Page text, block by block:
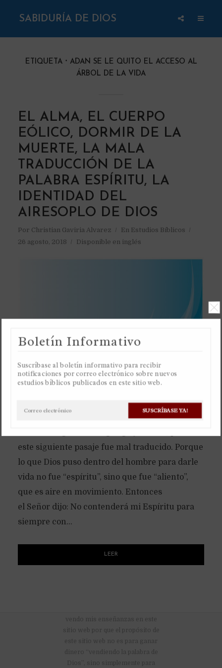
SABIDURÍA DE DIOS
ETIQUETA
ADAN SE LE QUITO EL ACCESO AL
ÁRBOL DE LA VIDA
EL ALMA, EL CUERPO
EÓLICO, DORMIR DE LA
MUERTE, LA MALA
TRADUCCIÓN DE LA
PALABRA ESPÍRITU, LA
IDENTIDAD DEL
AIRESOPLO DE DIOS
Por Christian Gaviria Alvarez En Estudios Bíblicos
26 agosto, 2018
Disponible en inglés
La palabra en español “espíritu” no existe en los
este siguiente pasaje fue mal traducido. Porque
lo que Dios puso dentro del hombre para darle
vida no fue “espíritu”, sino que fue “aliento”,
que es aire en movimiento. Entonces
el Señor dijo: No contenderá mi Espíritu para
siempre con...
LEER
vendo mis enseñanzas en este
sitio web por que el propósito de
este sitio web no es para ganar
dinero “vendiendo la palabra de
Dios”, sino simplemente para
SUSCRÍBASE YA!
Boletín Informativo
Suscríbase al boletín informativo para recibir
notificaciones por correo electrónico sobre nuevos
estudios bíblicos publicados en este sitio web.